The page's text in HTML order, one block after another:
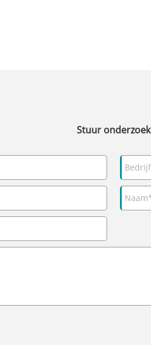
Stuur onderzoek